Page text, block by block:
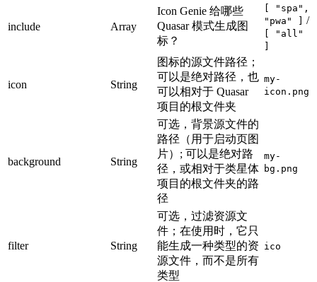
include Array
Icon Genie 给哪些
Quasar 模式生成图
标？
[ "spa",
"pwa" ]
/
[ "all"
icon String
图标的源文件路径；
可以是绝对路径，也
可以相对于 Quasar
项目的根文件夹
my-
icon.png
background String
可选，背景源文件的
路径（用于启动页图
片）; 可以是绝对路
径，或相对于类星体
项目的根文件夹的路
径
my-
bg.png
filter String
可选，过滤资源文
件；在使用时，它只
能生成一种类型的资
源文件，而不是所有
类型
ico